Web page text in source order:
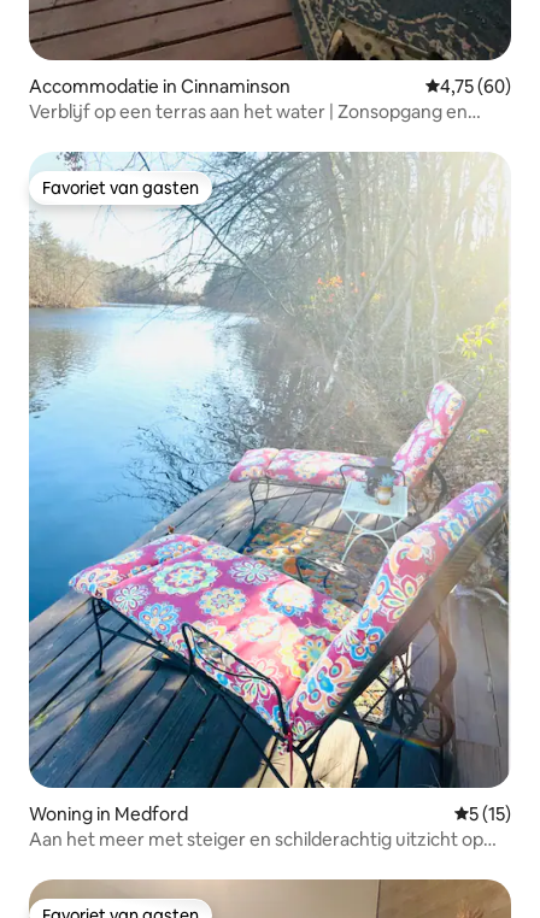
Accommodatie in Cinnaminson Gemiddelde
4,75 (60)
Verblijf op een terras aan het water | Zonsopgang en
Favoriet van gasten
Favoriet van gasten
Woning in Medford
5 (15)
Aan het meer met steiger en schilderachtig uitzicht op